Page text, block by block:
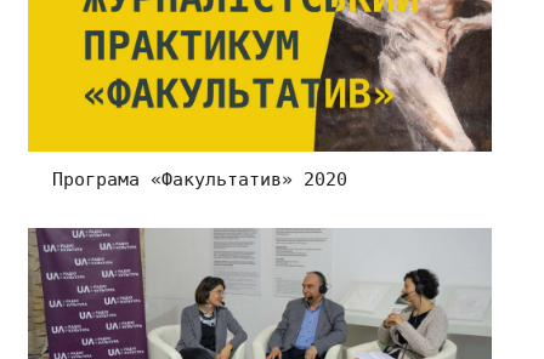
Програма «Факультатив» 2020